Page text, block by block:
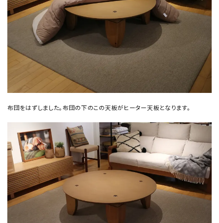
布団をはずしました。布団の下のこの天板がヒーター天板となります。